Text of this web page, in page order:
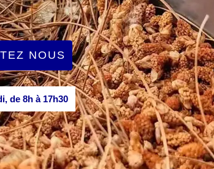
NOUS
de 8h à 17h30